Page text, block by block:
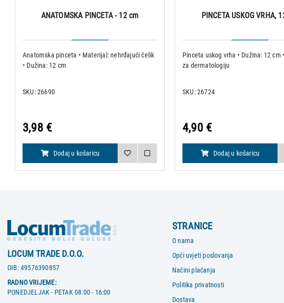
ANATOMSKA PINCETA - 12 cm
Anatomska pinceta • Materijal: nehrđajući čelik
• Dužina: 12 cm
SKU: 26690
3,98 €
Dodaj u košaricu
PINCETA USKOG VRHA,
Pinceta uskog vrha • Dužina: 12 cm
za dermatologiju
SKU: 26724
4,90 €
Dodaj u košaricu
LOCUM TRADE D.O.O.
OIB:49576390857
RADNO VRIJEME:
PONEDJELJAK - PETAK 08:00 - 16:00
STRANICE
O nama
Opći uvjeti poslovanja
Načini plaćanja
Politika privatnosti
Dostava